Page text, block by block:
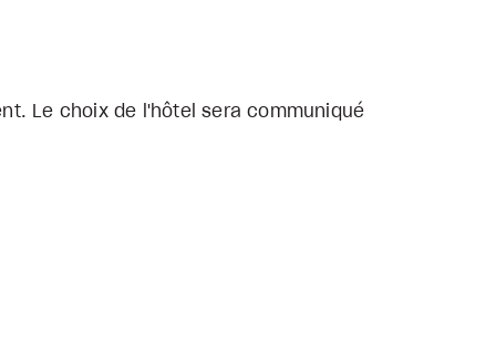
Le choix de l'hôtel sera communiqué